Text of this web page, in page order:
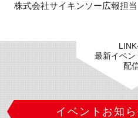
株式会社サイキンソー広報担
最新イベン
配
イベントお知